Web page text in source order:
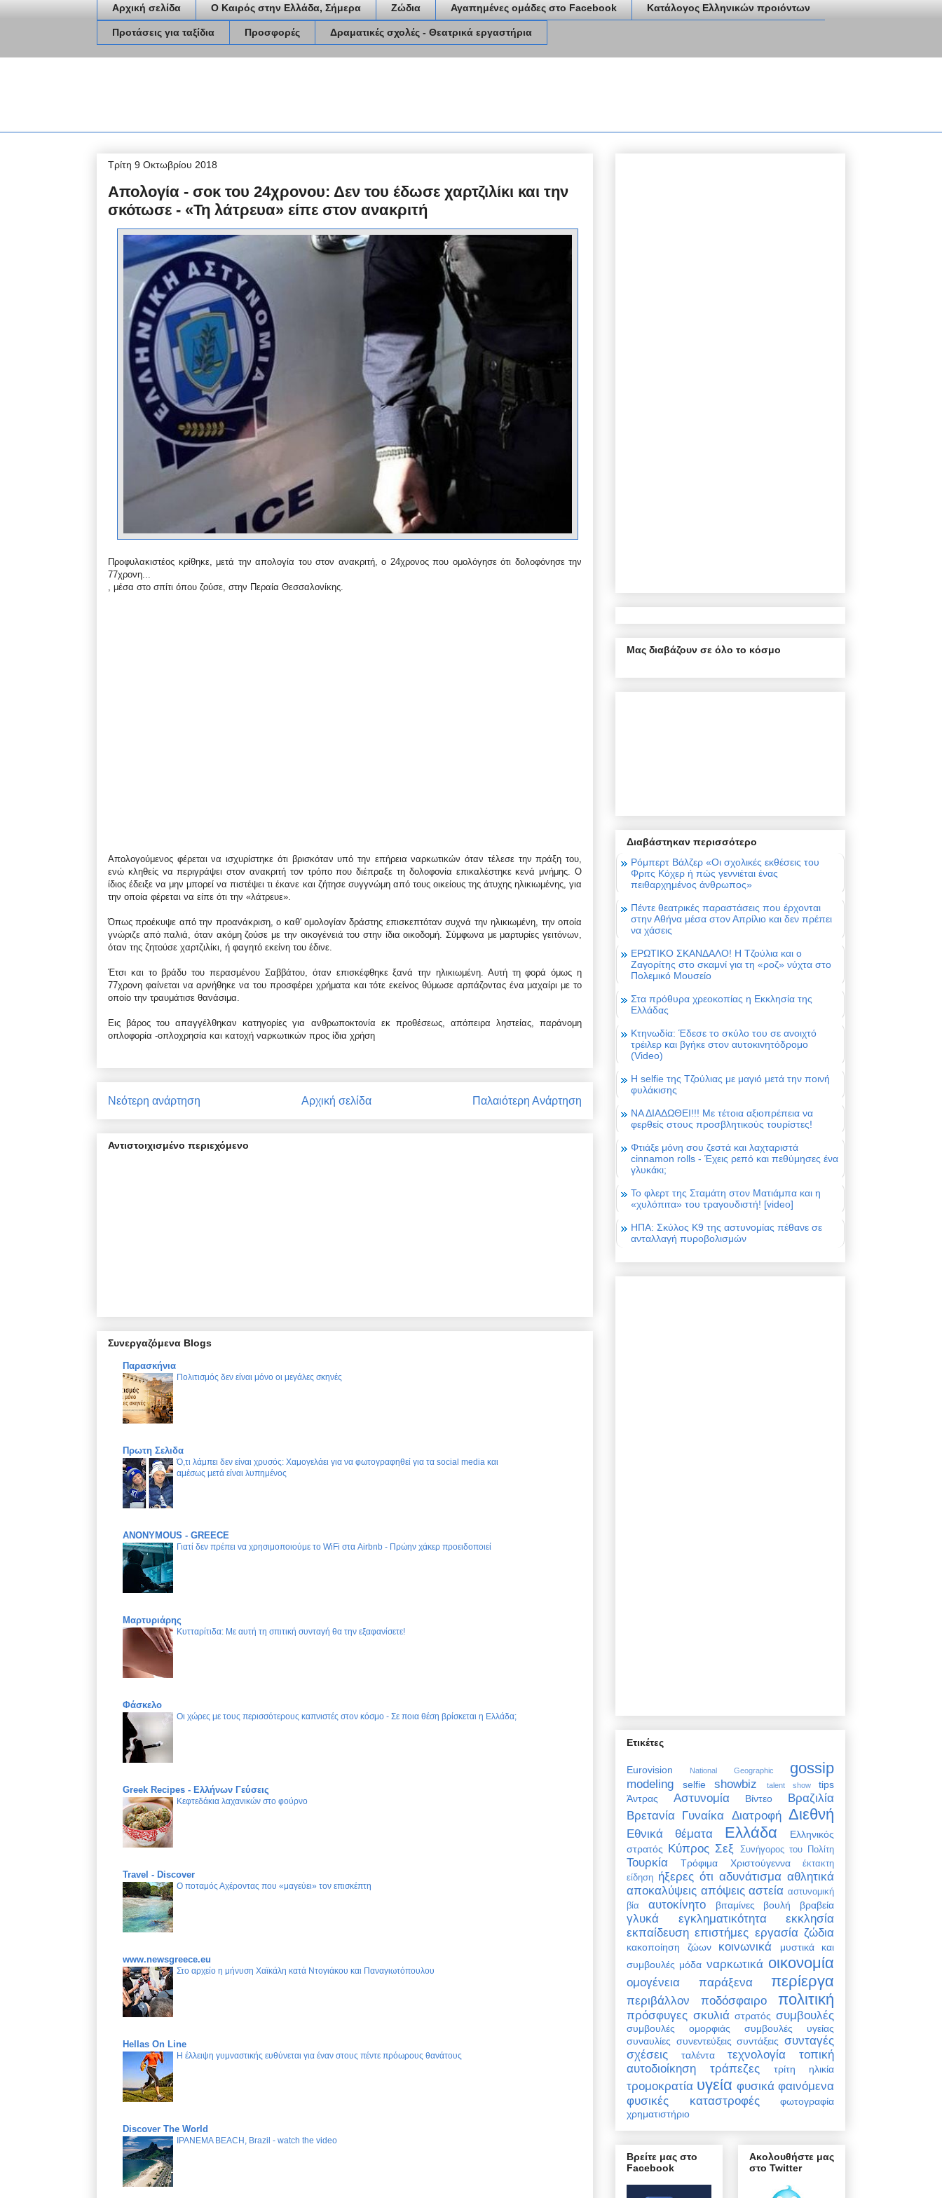
Αρχική σελίδα Ο Καιρός στην Ελλάδα, Σήμερα Ζώδια Αγαπημένες ομάδες στο Facebook Κατάλογος Ελληνικών προιόντων
Προτάσεις για ταξίδια Προσφορές Δραματικές σχολές - Θεατρικά εργαστήρια
Τρίτη 9 Οκτωβρίου 2018
Απολογία ‑ σοκ του 24χρονου: Δεν του έδωσε χαρτζιλίκι και την
σκότωσε - «Τη λάτρευα» είπε στον ανακριτή
Προφυλακιστέος κρίθηκε, μετά την απολογία του στον ανακριτή, ο 24χρονος που ομολόγησε ότι δολοφόνησε την
77χρονη...
, μέσα στο σπίτι όπου ζούσε, στην Περαία Θεσσαλονίκης.
Απολογούμενος φέρεται να ισχυρίστηκε ότι βρισκόταν υπό την επήρεια ναρκωτικών όταν τέλεσε την πράξη του,
ενώ κληθείς να περιγράψει στον ανακριτή τον τρόπο που διέπραξε τη δολοφονία επικαλέστηκε κενά μνήμης. Ο
ίδιος έδειξε να μην μπορεί να πιστέψει τι έκανε και ζήτησε συγγνώμη από τους οικείους της άτυχης ηλικιωμένης, για
την οποία φέρεται να είπε ότι την «λάτρευε».
Όπως προέκυψε από την προανάκριση, ο καθ' ομολογίαν δράστης επισκεπτόταν συχνά την ηλικιωμένη, την οποία
γνώριζε από παλιά, όταν ακόμη ζούσε με την οικογένειά του στην ίδια οικοδομή. Σύμφωνα με μαρτυρίες γειτόνων,
όταν της ζητούσε χαρτζιλίκι, ή φαγητό εκείνη του έδινε.
Έτσι και το βράδυ του περασμένου Σαββάτου, όταν επισκέφθηκε ξανά την ηλικιωμένη. Αυτή τη φορά όμως η
77χρονη φαίνεται να αρνήθηκε να του προσφέρει χρήματα και τότε εκείνος θύμωσε αρπάζοντας ένα μαχαίρι με το
οποίο την τραυμάτισε θανάσιμα.
Εις βάρος του απαγγέλθηκαν κατηγορίες για ανθρωποκτονία εκ προθέσεως, απόπειρα ληστείας, παράνομη
οπλοφορία -οπλοχρησία και κατοχή ναρκωτικών προς ίδια χρήση
Νεότερη ανάρτηση Παλαιότερη Ανάρτηση
Αρχική σελίδα
Αντιστοιχισμένο περιεχόμενο
Συνεργαζόμενα Blogs
Παρασκήνια
Πολιτισμός δεν είναι μόνο οι μεγάλες σκηνές
Πρωτη Σελιδα
Ό,τι λάμπει δεν είναι χρυσός: Χαμογελάει για να φωτογραφηθεί για τα social media και
αμέσως μετά είναι λυπημένος
ANONYMOUS - GREECE
Γιατί δεν πρέπει να χρησιμοποιούμε το WiFi στα Airbnb - Πρώην χάκερ προειδοποιεί
Μαρτυριάρης
Κυτταρίτιδα: Με αυτή τη σπιτική συνταγή θα την εξαφανίσετε!
Φάσκελο
Οι χώρες με τους περισσότερους καπνιστές στον κόσμο - Σε ποια θέση βρίσκεται η Ελλάδα;
Greek Recipes - Ελλήνων Γεύσεις
Κεφτεδάκια λαχανικών στο φούρνο
Travel - Discover
Ο ποταμός Αχέροντας που «μαγεύει» τον επισκέπτη
www.newsgreece.eu
Στο αρχείο η μήνυση Χαϊκάλη κατά Ντογιάκου και Παναγιωτόπουλου
Hellas On Line
Η έλλειψη γυμναστικής ευθύνεται για έναν στους πέντε πρόωρους θανάτους
Discover The World
IPANEMA BEACH, Brazil - watch the video
Μας διαβάζουν σε όλο το κόσμο
Διαβάστηκαν περισσότερο
Ρόμπερτ Βάλζερ «Οι σχολικές εκθέσεις του
Φριτς Κόχερ ή πώς γεννιέται ένας
πειθαρχημένος άνθρωπος»
Πέντε θεατρικές παραστάσεις που έρχονται
στην Αθήνα μέσα στον Απρίλιο και δεν πρέπει
να χάσεις
ΕΡΩΤΙΚΟ ΣΚΑΝΔΑΛΟ! Η Τζούλια και ο
Ζαγορίτης στο σκαμνί για τη «ροζ» νύχτα στο
Πολεμικό Μουσείο
Στα πρόθυρα χρεοκοπίας η Εκκλησία της
Ελλάδας
Κτηνωδία: Έδεσε το σκύλο του σε ανοιχτό
τρέιλερ και βγήκε στον αυτοκινητόδρομο
(Video)
Η selfie της Τζούλιας με μαγιό μετά την ποινή
φυλάκισης
ΝΑ ΔΙΑΔΩΘΕΙ!!! Με τέτοια αξιοπρέπεια να
φερθείς στους προσβλητικούς τουρίστες!
Φτιάξε μόνη σου ζεστά και λαχταριστά
cinnamon rolls - Έχεις ρεπό και πεθύμησες ένα
γλυκάκι;
Το φλερτ της Σταμάτη στον Ματιάμπα και η
«χυλόπιτα» του τραγουδιστή! [video]
ΗΠΑ: Σκύλος Κ9 της αστυνομίας πέθανε σε
ανταλλαγή πυροβολισμών
Ετικέτες
Eurovision National Geographic gossip
modeling selfie showbiz talent show
tips
Άντρας
Αστυνομία Βίντεο
Βραζιλία
Βρετανία Γυναίκα Διατροφή Διεθνή
Εθνικά θέματα Ελλάδα
Ελληνικός
στρατός Κύπρος Σεξ Συνήγορος του Πολίτη
Τουρκία Τρόφιμα Χριστούγεννα
έκτακτη
είδηση ήξερες ότι αδυνάτισμα αθλητικά
αποκαλύψεις απόψεις αστεία αστυνομική
βία
αυτοκίνητο βιταμίνες βουλή βραβεία
γλυκά εγκληματικότητα
εκκλησία
εκπαίδευση επιστήμες εργασία ζώδια
κακοποίηση ζώων κοινωνικά
μυστικά και
συμβουλές μόδα ναρκωτικά οικονομία
ομογένεια παράξενα περίεργα
περιβάλλον ποδόσφαιρο πολιτική
πρόσφυγες σκυλιά στρατός συμβουλές
συμβουλές ομορφιάς
συμβουλές υγείας
συναυλίες συνεντεύξεις συντάξεις συνταγές
σχέσεις
ταλέντα τεχνολογία
τοπική
αυτοδιοίκηση
τράπεζες τρίτη ηλικία
τρομοκρατία υγεία φυσικά φαινόμενα
φυσικές καταστροφές
φωτογραφία
χρηματιστήριο
Βρείτε μας στο
Facebook
Ακολουθήστε μας
στο Twitter